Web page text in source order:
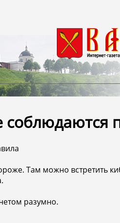
соблюдаются
Там можно встретить
разумно.